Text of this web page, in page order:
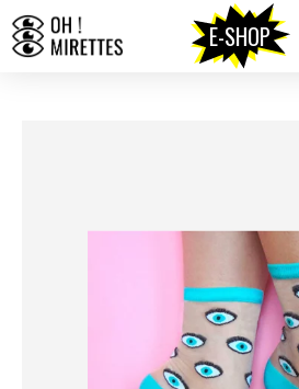
E-SHOP